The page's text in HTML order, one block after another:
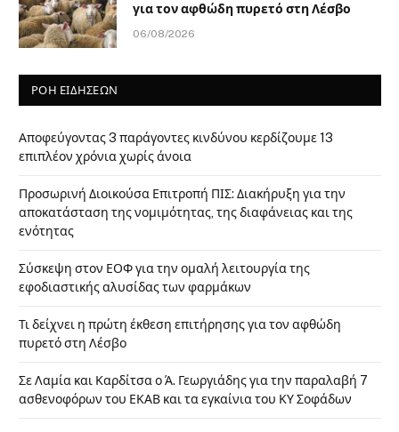
για τον αφθώδη πυρετό στη Λέσβο
06/08/2026
ΡΟΗ ΕΙΔΗΣΕΩΝ
Αποφεύγοντας 3 παράγοντες κινδύνου κερδίζουμε 13
επιπλέον χρόνια χωρίς άνοια
Προσωρινή Διοικούσα Επιτροπή ΠΙΣ: Διακήρυξη για την
αποκατάσταση της νομιμότητας, της διαφάνειας και της
ενότητας
Σύσκεψη στον ΕΟΦ για την ομαλή λειτουργία της
εφοδιαστικής αλυσίδας των φαρμάκων
Τι δείχνει η πρώτη έκθεση επιτήρησης για τον αφθώδη
πυρετό στη Λέσβο
Σε Λαμία και Καρδίτσα ο Ά. Γεωργιάδης για την παραλαβή 7
ασθενοφόρων του ΕΚΑΒ και τα εγκαίνια του ΚΥ Σοφάδων